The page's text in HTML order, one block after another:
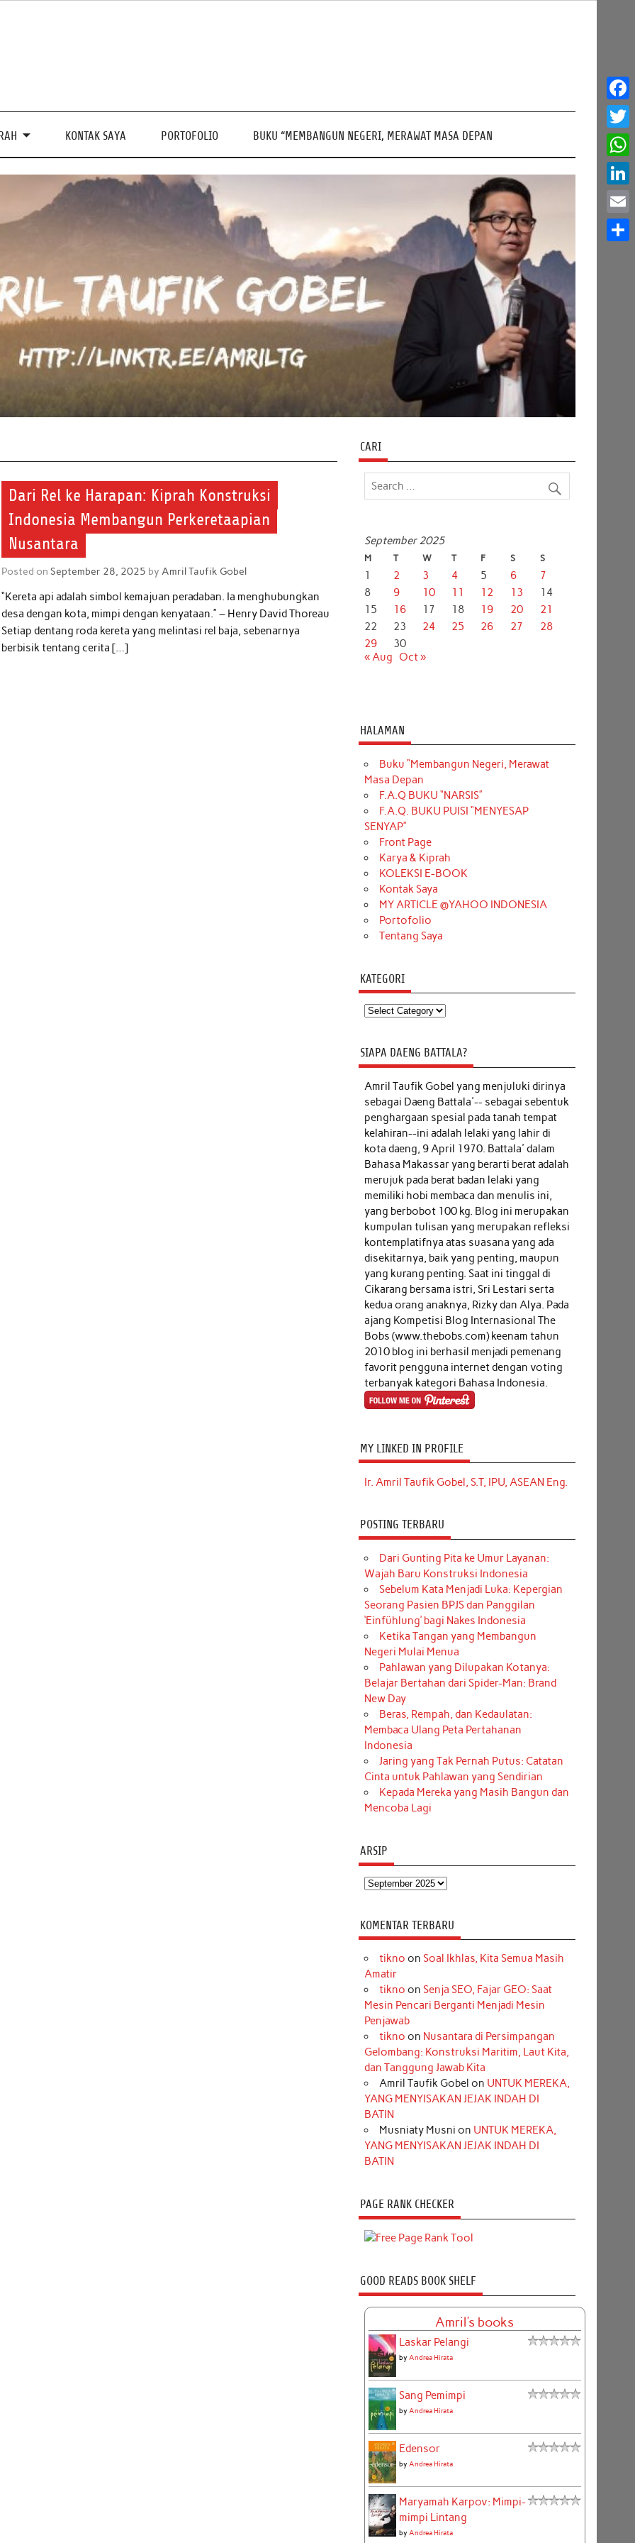
KONTAK SAYA PORTOFOLIO BUKU “MEMBANGUN NEGERI, MERAWAT MASA DEPAN
Dari Rel ke Harapan: Kiprah Konstruksi
Indonesia Membangun Perkeretaapian
Nusantara
Posted onSeptember 28, 2025 byAmril Taufik Gobel
“Kereta api adalah simbol kemajuan peradaban. Ia menghubungkan
desa dengan kota, mimpi dengan kenyataan.” – Henry David Thoreau
Setiap dentang roda kereta yang melintasi rel baja, sebenarnya
berbisik tentang cerita […]
CARI
September 2025
M T W T F S S
1 2 3 4 5 6
7
8
9 10 11 12 13
14
15
16 17 18 19 20
21
22
23 24 25 26 27
28
29
30
« Aug
Oct »
HALAMAN
Buku “Membangun Negeri, Merawat
Masa Depan
F.A.Q BUKU “NARSIS”
F.A.Q. BUKU PUISI “MENYESAP
SENYAP”
Front Page
Karya & Kiprah
KOLEKSI E-BOOK
Kontak Saya
MY ARTICLE @YAHOO INDONESIA
Portofolio
Tentang Saya
KATEGORI
Kategori
SIAPA DAENG BATTALA?
Amril Taufik Gobel yang menjuluki dirinya
sebagai Daeng Battala'-- sebagai sebentuk
penghargaan spesial pada tanah tempat
kelahiran--ini adalah lelaki yang lahir di
kota daeng, 9 April 1970. Battala' dalam
Bahasa Makassar yang berarti berat adalah
merujuk pada berat badan lelaki yang
memiliki hobi membaca dan menulis ini,
yang berbobot 100 kg. Blog ini merupakan
kumpulan tulisan yang merupakan refleksi
kontemplatifnya atas suasana yang ada
disekitarnya, baik yang penting, maupun
yang kurang penting. Saat ini tinggal di
Cikarang bersama istri, Sri Lestari serta
kedua orang anaknya, Rizky dan Alya. Pada
ajang Kompetisi Blog Internasional The
Bobs (www.thebobs.com) keenam tahun
2010 blog ini berhasil menjadi pemenang
favorit pengguna internet dengan voting
terbanyak kategori Bahasa Indonesia.
MY LINKED IN PROFILE
Ir. Amril Taufik Gobel, S.T, IPU, ASEAN Eng.
POSTING TERBARU
Dari Gunting Pita ke Umur Layanan:
Wajah Baru Konstruksi Indonesia
Sebelum Kata Menjadi Luka: Kepergian
Seorang Pasien BPJS dan Panggilan
‘Einfühlung’ bagi Nakes Indonesia
Ketika Tangan yang Membangun
Negeri Mulai Menua
Pahlawan yang Dilupakan Kotanya:
Belajar Bertahan dari Spider-Man: Brand
New Day
Beras, Rempah, dan Kedaulatan:
Membaca Ulang Peta Pertahanan
Indonesia
Jaring yang Tak Pernah Putus: Catatan
Cinta untuk Pahlawan yang Sendirian
Kepada Mereka yang Masih Bangun dan
Mencoba Lagi
ARSIP
Arsip
KOMENTAR TERBARU
tikno on Soal Ikhlas, Kita Semua Masih
Amatir
tikno on Senja SEO, Fajar GEO: Saat
Mesin Pencari Berganti Menjadi Mesin
Penjawab
tikno on Nusantara di Persimpangan
Gelombang: Konstruksi Maritim, Laut Kita,
dan Tanggung Jawab Kita
Amril Taufik Gobel on UNTUK MEREKA,
YANG MENYISAKAN JEJAK INDAH DI
BATIN
Musniaty Musni on UNTUK MEREKA,
YANG MENYISAKAN JEJAK INDAH DI
BATIN
PAGE RANK CHECKER
GOOD READS BOOK SHELF
Amril's books
Laskar Pelangi
by Andrea Hirata
Sang Pemimpi
by Andrea Hirata
Edensor
by Andrea Hirata
Maryamah Karpov: Mimpi-
mimpi Lintang
by Andrea Hirata
Email